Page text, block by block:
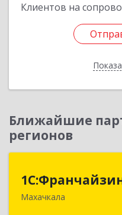
Клиентов на
Ближайшие
регионов
Махачкала
367030, Дагестан